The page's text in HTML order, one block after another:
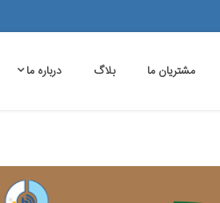
مشتریان ما بلاگ درباره ما